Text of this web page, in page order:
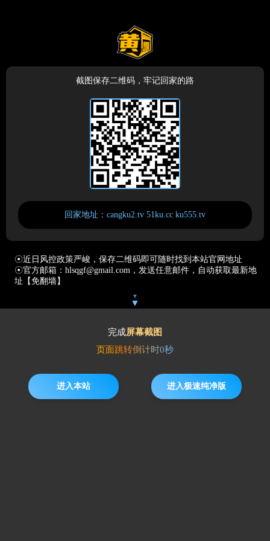
截图保存二维码，牢记回家的路
回家地址：cangku2.tv 51ku.cc ku555.tv
☉近日风控政策严峻，保存二维码即可随时找到本站官网地址
☉官方邮箱：hlsqgf@gmail.com，发送任意邮件，自动获取最新地
址【免翻墙】
▼
▼
完成屏幕截图
页面跳转倒计时0秒
进入本站 进入极速纯净版